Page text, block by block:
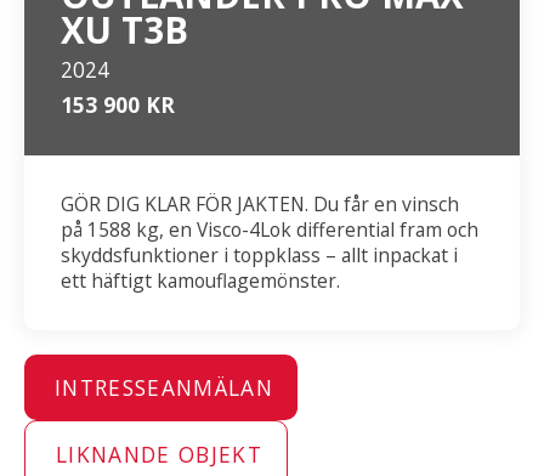
XU T3B
2024
153 900 KR
GÖR DIG KLAR FÖR JAKTEN. Du får en vinsch
på 1588 kg, en Visco-4Lok differential fram och
skyddsfunktioner i toppklass – allt inpackat i
ett häftigt kamouflagemönster.
INTRESSEANMÄLAN
LIKNANDE OBJEKT